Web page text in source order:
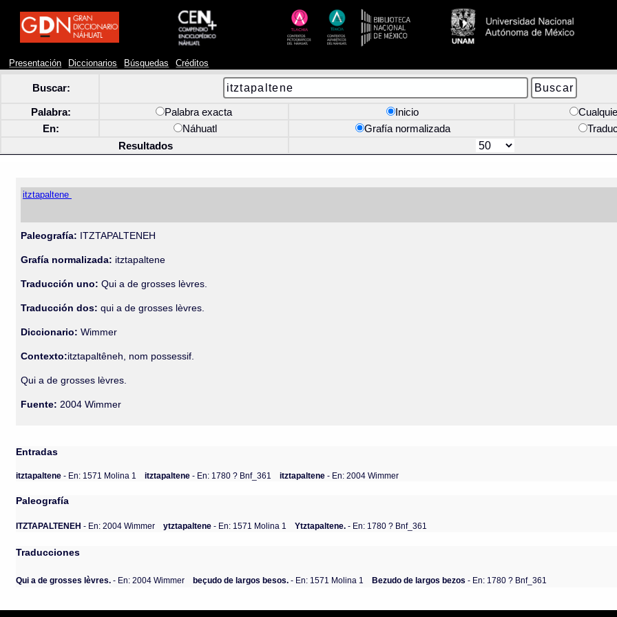
Presentación Diccionarios Búsquedas Créditos
Buscar:
Palabra: Palabra exacta Inicio
En:
Náhuatl Grafía normalizada
Resultados
itztapaltene
Paleografía: ITZTAPALTENEH
Grafía normalizada: itztapaltene
Traducción uno: Qui a de grosses lèvres.
Traducción dos: qui a de grosses lèvres.
Diccionario:Wimmer
Contexto:itztapaltêneh, nom possessif.
Qui a de grosses lèvres.
Fuente: 2004 Wimmer
Entradas
itztapaltene- En: 1571 Molina 1 itztapaltene- En: 1780 ? Bnf_361 itztapaltene- En: 2004 Wimmer
Paleografía
ITZTAPALTENEH - En: 2004 Wimmer ytztapaltene - En: 1571 Molina 1 Ytztapaltene. - En: 1780 ? Bnf_361
Traducciones
Qui a de grosses lèvres. - En: 2004 Wimmer beçudo de largos besos. - En: 1571 Molina 1 Bezudo de largos bezos - En: 1780 ? Bnf_361